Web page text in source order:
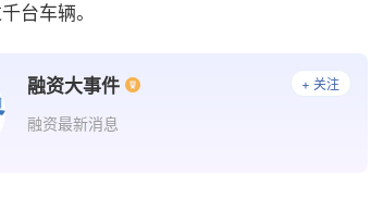
台车辆。
融资大事件
融资最新消息
+ 关注